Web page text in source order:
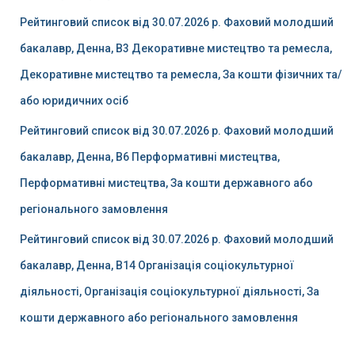
Рейтинговий список від 30.07.2026 р. Фаховий молодший
бакалавр, Денна, B3 Декоративне мистецтво та ремесла,
Декоративне мистецтво та ремесла, За кошти фізичних та/
або юридичних осіб
Рейтинговий список від 30.07.2026 р. Фаховий молодший
бакалавр, Денна, B6 Перформативні мистецтва,
Перформативні мистецтва, За кошти державного або
регіонального замовлення
Рейтинговий список від 30.07.2026 р. Фаховий молодший
бакалавр, Денна, B14 Організація соціокультурної
діяльності, Організація соціокультурної діяльності, За
кошти державного або регіонального замовлення